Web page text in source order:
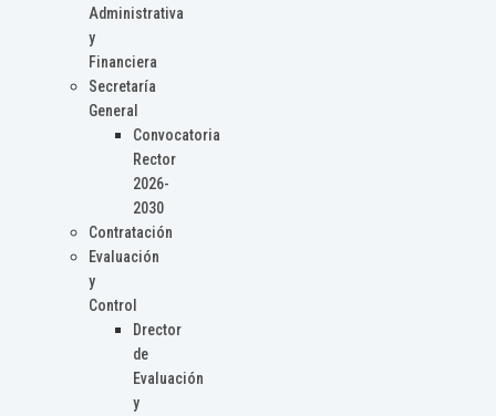
Administrativa
y
Financiera
Secretaría
General
Convocatoria
Rector
2026-
2030
Contratación
Evaluación
y
Control
Drector
de
Evaluación
y